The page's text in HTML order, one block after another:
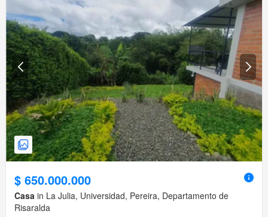
$ 650.000.000
Casa in La Julia, Universidad, Pereira, Departamento de
Risaralda